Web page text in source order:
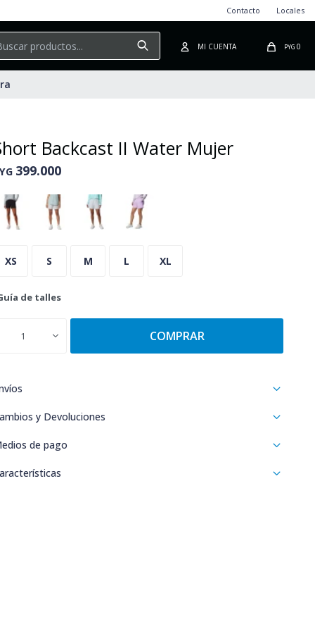
PYG 0
Contacto Locales
Backcast II Water Mujer
399.000
XS S M L XL
de talles
1 COMPRAR
y Devoluciones
de pago